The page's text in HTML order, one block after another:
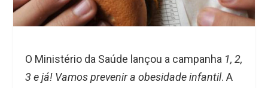
O Ministério da Saúde lançou a campanha 1, 2,
3 e já! Vamos prevenir a obesidade infantil. A